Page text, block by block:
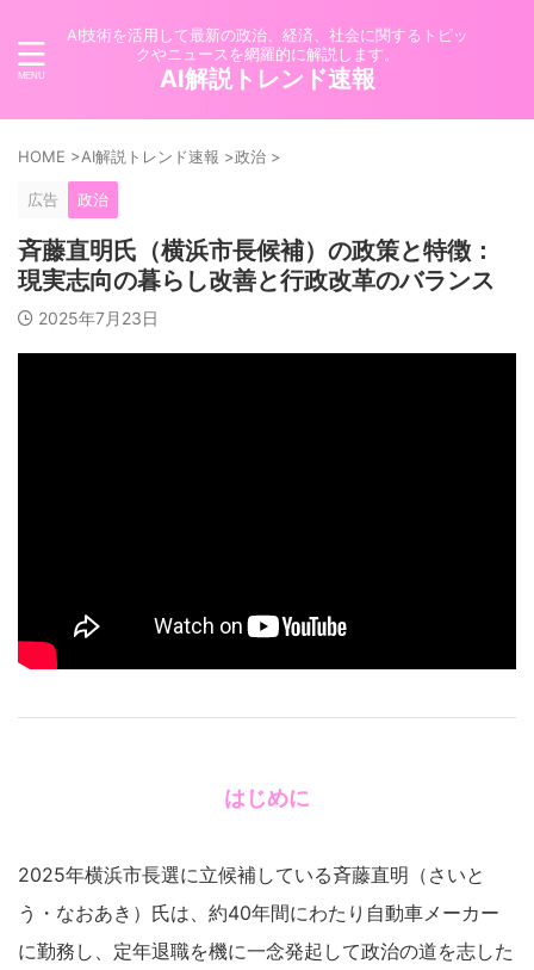
AI技術を活用して最新の政治、経済、社会に関するトピッ
クやニュースを網羅的に解説します。
AI解説トレンド速報
HOME >AI解説トレンド速報 >政治 >
広告 政治
斉藤直明氏（横浜市長候補）の政策と特徴：
現実志向の暮らし改善と行政改革のバランス
2025年7月23日
はじめに
2025年横浜市長選に立候補している斉藤直明（さいと
う・なおあき）氏は、約40年間にわたり自動車メーカー
に勤務し、定年退職を機に一念発起して政治の道を志した